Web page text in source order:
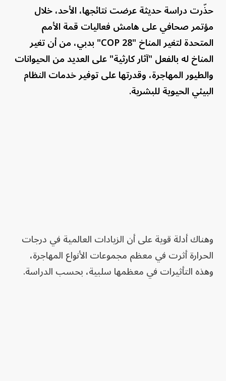
حذّرت دراسة حديثة عرضت نتائجها، الأحد، خلال
مؤتمر صحافي على هامش فعاليات قمة الأمم
المتحدة لتغير المناخ "COP 28" بدبي، من أن تغير
المناخ له بالفعل "آثار كارثية" على العديد من الحيوانات
والطيور المهاجرة، وقدرتها على توفير خدمات النظام
البيئي الحيوية للبشرية.
وهناك أدلة قوية على أن الزيادات العالمية في درجات
الحرارة أثرت في معظم مجموعات الأنواع المهاجرة،
وهذه التأثيرات في معظمها سلبية، بحسب الدراسة.